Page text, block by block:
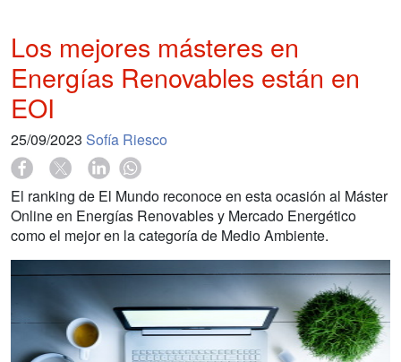
Los mejores másteres en
Energías Renovables están en
EOI
25/09/2023 Sofía Riesco
El ranking de El Mundo reconoce en esta ocasión al Máster
Online en Energías Renovables y Mercado Energético
como el mejor en la categoría de Medio Ambiente.